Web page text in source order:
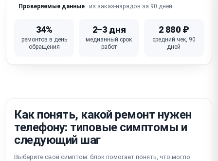
блокировка iCloud
Не работает кнопка питания / громкости /
Проверяемые данные из заказ-нарядов за 90 дней
34%
ремонтов в день
обращения
2–3 дня
медианный срок
работ
2 880 ₽
средний чек, 90
дней
Как понять, какой ремонт нужен
телефону: типовые симптомы и
следующий шаг
Выберите свой симптом: блок помогает понять, что могло